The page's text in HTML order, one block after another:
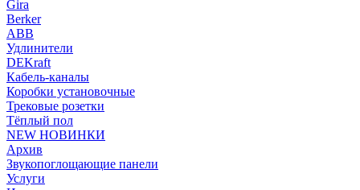
Gira
Berker
ABB
Удлинители
DEKraft
Кабель-каналы
Коробки установочные
Трековые розетки
Тёплый пол
NEW НОВИНКИ
Архив
Звукопоглощающие панели
Услуги